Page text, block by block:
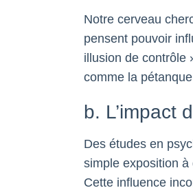
Notre cerveau
pensent pouvoir
illusion de contrôle
comme la
b. L’impact
Des études en
simple exposition à
Cette influence